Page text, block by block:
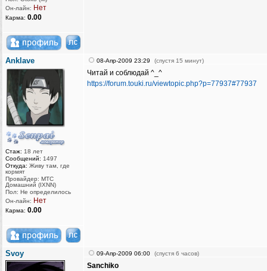
Он-лайн: Нет
Карма: 0.00
Anklave
Стаж: 18 лет
Сообщений: 1497
Откуда: Живу там, где
кормят
Провайдер: МТС
Домашний (IXNN)
Пол: Не определилось
Он-лайн: Нет
Карма: 0.00
08-Апр-2009 23:29 (спустя 15 минут)
Читай и соблюдай ^_^
https://forum.touki.ru/viewtopic.php?p=77937#77937
Svoy 09-Апр-2009 06:00 (спустя 6 часов)
Sanchiko